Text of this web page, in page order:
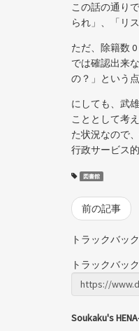
この話の通り
られ」、「リ
ただ、除籍数
では確認出来
の？」という
にしても、武
こととして考
た状況なので
行政サービス
図書館
前の記事
トラックバッ
トラックバッ
Soukaku's